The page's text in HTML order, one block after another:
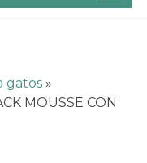
gatos »
MOUSSE CON